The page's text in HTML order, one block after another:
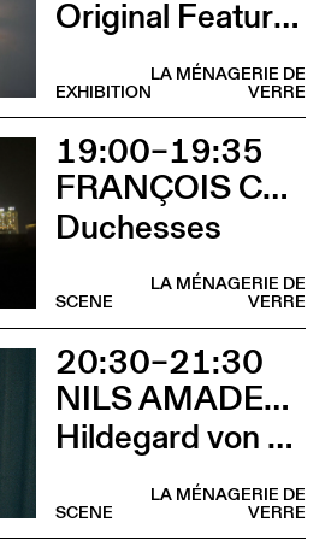
Original Features
LA MÉNAGERIE DE
VERRE
EXHIBITION
19:00–19:35
FRANÇOIS CHAIGNAUD & MARIE-CAROLINE HOMINAL
Duchesses
LA MÉNAGERIE DE
VERRE
SCENE
20:30–21:30
NILS AMADEUS LANGE
Hildegard von Bingen
LA MÉNAGERIE DE
VERRE
SCENE